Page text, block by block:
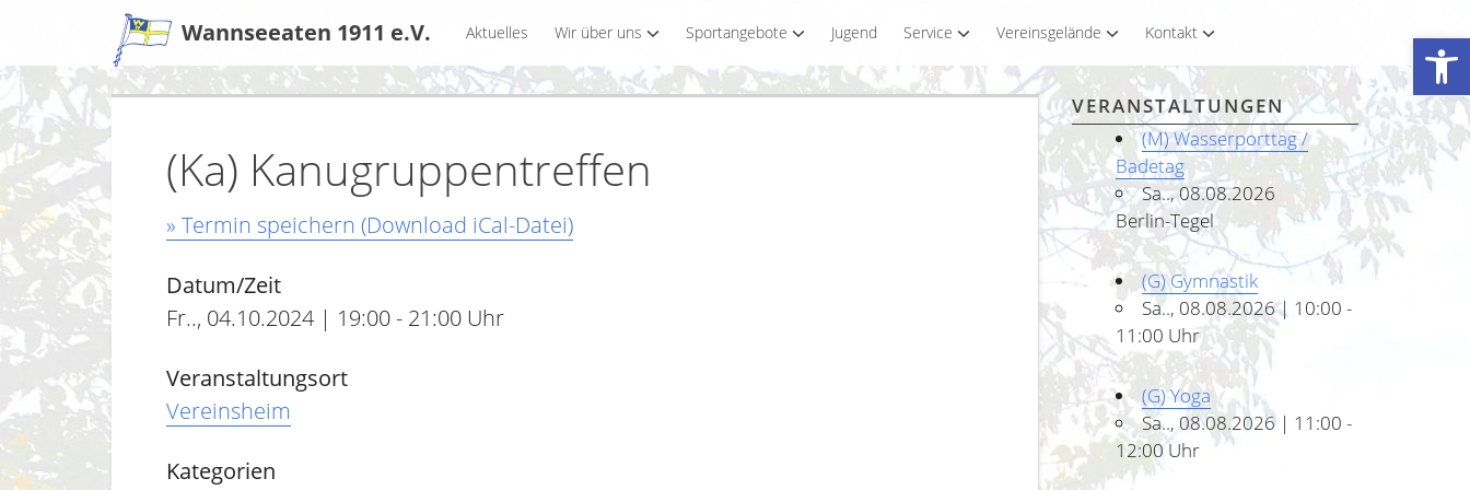
Werkzeugleiste öffnen
Wannseeaten 1911 e.V. Aktuelles Wir über uns Sportangebote Jugend Service Vereinsgelände Kontakt
(Ka) Kanugruppentreffen
» Termin speichern (Download iCal-Datei)
Datum/Zeit
Fr.., 04.10.2024 | 19:00 - 21:00 Uhr
Veranstaltungsort
Vereinsheim
Kategorien
VERANSTALTUNGEN
(M) Wasserporttag /
Badetag
Sa.., 08.08.2026
Berlin-Tegel
(G) Gymnastik
Sa.., 08.08.2026 | 10:00 -
11:00 Uhr
(G) Yoga
Sa.., 08.08.2026 | 11:00 -
12:00 Uhr